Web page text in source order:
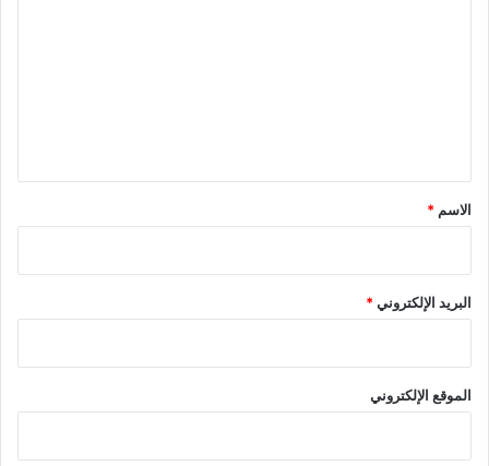
*
الاسم *
البريد الإلكتروني*
الموقع الإلكتروني